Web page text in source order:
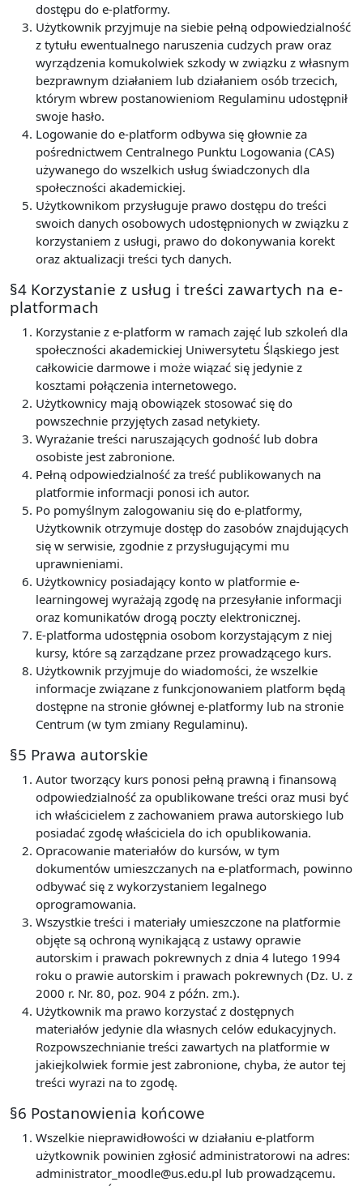
dostępu do e-platformy.
Użytkownik przyjmuje na siebie pełną odpowiedzialność
z tytułu ewentualnego naruszenia cudzych praw oraz
wyrządzenia komukolwiek szkody w związku z własnym
bezprawnym działaniem lub działaniem osób trzecich,
którym wbrew postanowieniom Regulaminu udostępnił
swoje hasło.
Logowanie do e-platform odbywa się głownie za
pośrednictwem Centralnego Punktu Logowania (CAS)
używanego do wszelkich usług świadczonych dla
społeczności akademickiej.
Użytkownikom przysługuje prawo dostępu do treści
swoich danych osobowych udostępnionych w związku z
korzystaniem z usługi, prawo do dokonywania korekt
oraz aktualizacji treści tych danych.
§4 Korzystanie z usług i treści zawartych na e-
platformach
Korzystanie z e-platform w ramach zajęć lub szkoleń dla
społeczności akademickiej Uniwersytetu Śląskiego jest
całkowicie darmowe i może wiązać się jedynie z
kosztami połączenia internetowego.
Użytkownicy mają obowiązek stosować się do
powszechnie przyjętych zasad netykiety.
Wyrażanie treści naruszających godność lub dobra
osobiste jest zabronione.
Pełną odpowiedzialność za treść publikowanych na
platformie informacji ponosi ich autor.
Po pomyślnym zalogowaniu się do e-platformy,
Użytkownik otrzymuje dostęp do zasobów znajdujących
się w serwisie, zgodnie z przysługującymi mu
uprawnieniami.
Użytkownicy posiadający konto w platformie e-
learningowej wyrażają zgodę na przesyłanie informacji
oraz komunikatów drogą poczty elektronicznej.
E-platforma udostępnia osobom korzystającym z niej
kursy, które są zarządzane przez prowadzącego kurs.
Użytkownik przyjmuje do wiadomości, że wszelkie
informacje związane z funkcjonowaniem platform będą
dostępne na stronie głównej e-platformy lub na stronie
Centrum (w tym zmiany Regulaminu).
§5 Prawa autorskie
Autor tworzący kurs ponosi pełną prawną i finansową
odpowiedzialność za opublikowane treści oraz musi być
ich właścicielem z zachowaniem prawa autorskiego lub
posiadać zgodę właściciela do ich opublikowania.
Opracowanie materiałów do kursów, w tym
dokumentów umieszczanych na e-platformach, powinno
odbywać się z wykorzystaniem legalnego
oprogramowania.
Wszystkie treści i materiały umieszczone na platformie
objęte są ochroną wynikającą z ustawy oprawie
autorskim i prawach pokrewnych z dnia 4 lutego 1994
roku o prawie autorskim i prawach pokrewnych (Dz. U. z
2000 r. Nr. 80, poz. 904 z późn. zm.).
Użytkownik ma prawo korzystać z dostępnych
materiałów jedynie dla własnych celów edukacyjnych.
Rozpowszechnianie treści zawartych na platformie w
jakiejkolwiek formie jest zabronione, chyba, że autor tej
treści wyrazi na to zgodę.
§6 Postanowienia końcowe
Wszelkie nieprawidłowości w działaniu e-platform
użytkownik powinien zgłosić administratorowi na adres:
administrator_moodle@us.edu.pl lub prowadzącemu.